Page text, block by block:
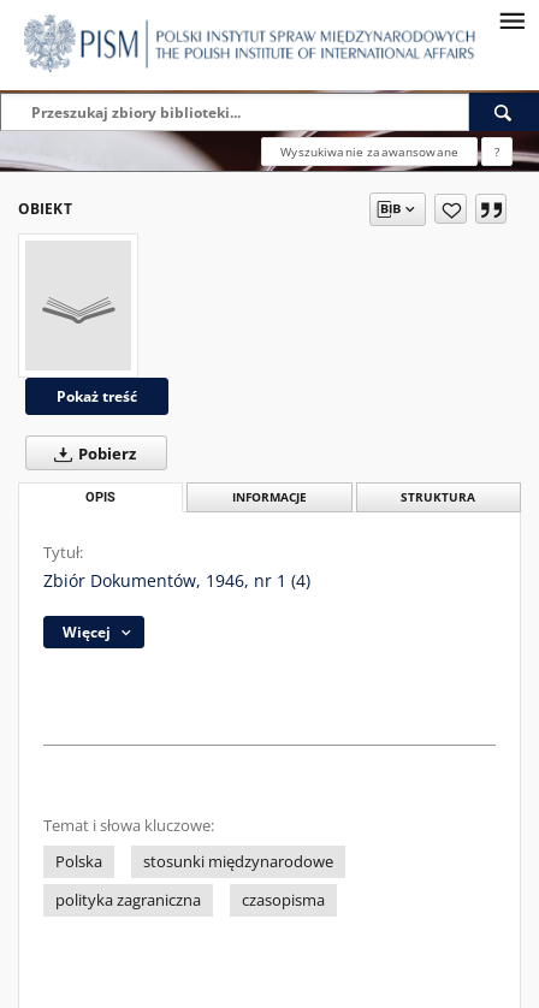
Wyszukiwanie zaawansowane ?
OBIEKT
Pokaż treść
Pobierz
OPIS INFORMACJE STRUKTURA
Tytuł:
Zbiór Dokumentów, 1946, nr 1 (4)
Więcej
Temat i słowa kluczowe:
Polska
stosunki międzynarodowe
polityka zagraniczna
czasopisma